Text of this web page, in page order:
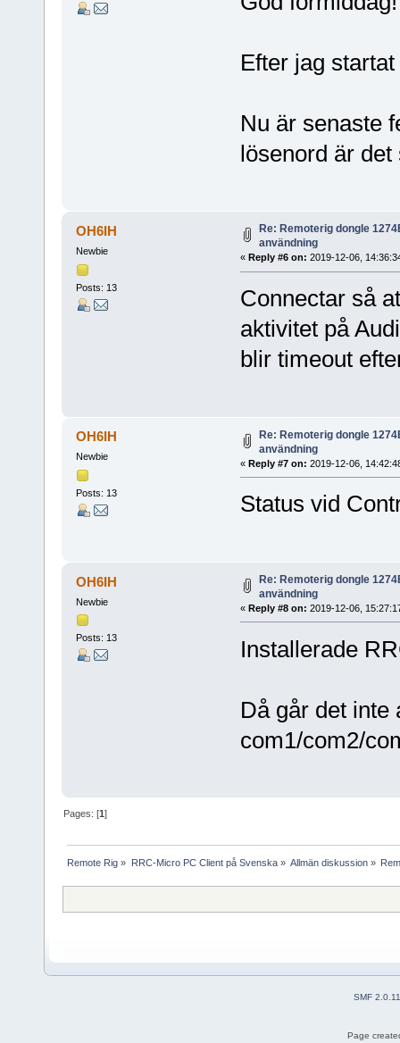
Efter jag
Nu är senaste
lösenord är
OH6IH
Newbie
Posts: 13
Re: Remoterig dongle
användning
« Reply #6 on: 2019-12-06,
Connectar så
aktivitet på
blir timeout
OH6IH
Newbie
Posts: 13
Re: Remoterig dongle
användning
« Reply #7 on: 2019-12-06,
Status vid
OH6IH
Newbie
Posts: 13
Re: Remoterig dongle
användning
« Reply #8 on: 2019-12-06,
Installerade
Då går det inte
com1/com2/
Pages: [1]
Remote Rig » RRC-Micro PC Client på Svenska» Allmän diskussion»
SMF 2.0.11
Page